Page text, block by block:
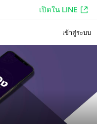
เปิดใน LINE
เข้าสู่ระบบ